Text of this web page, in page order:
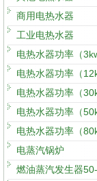
商用电热水器
工业电热水器
电热水器功率（
电热水器功率（
电热水器功率（
电热水器功率（
电热水器功率（
电蒸汽锅炉
燃油蒸汽发生器